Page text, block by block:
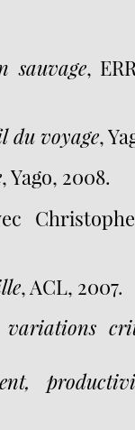
sauvage,
du voyage,
, Yago, 2008.
, ACL, 2007.